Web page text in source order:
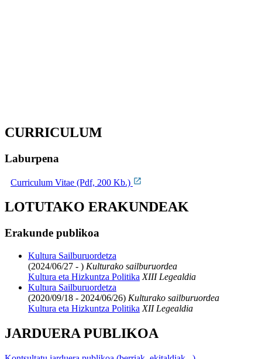
CURRICULUM
Laburpena
Curriculum Vitae (Pdf, 200 Kb.)
LOTUTAKO ERAKUNDEAK
Erakunde publikoa
Kultura Sailburuordetza
(2024/06/27 - ) Kulturako sailburuordea
Kultura eta Hizkuntza Politika XIII Legealdia
Kultura Sailburuordetza
(2020/09/18 - 2024/06/26) Kulturako sailburuordea
Kultura eta Hizkuntza Politika XII Legealdia
JARDUERA PUBLIKOA